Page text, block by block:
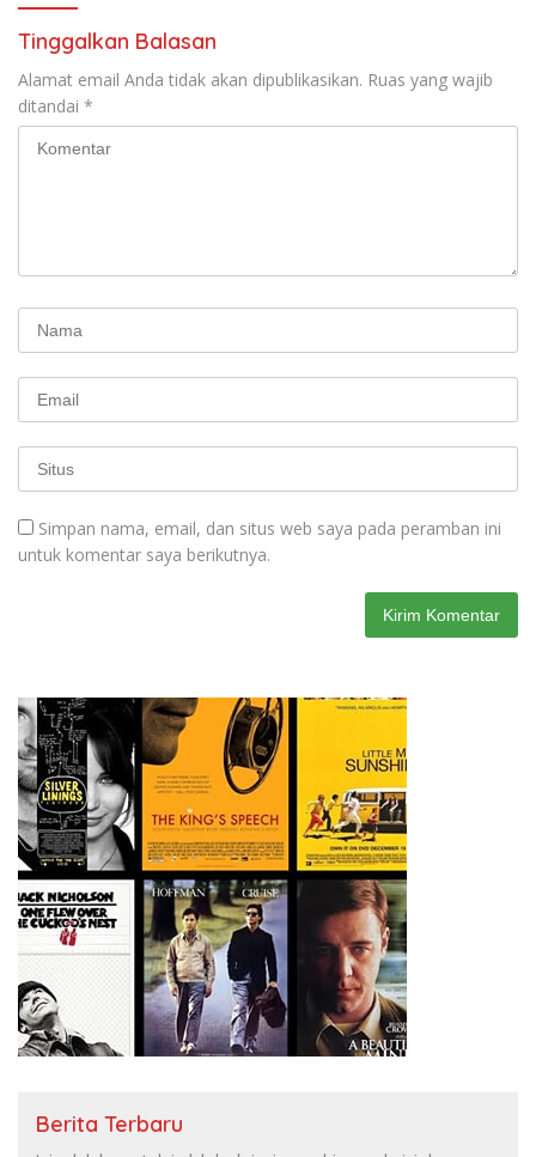
Kasih Allah.
Tinggalkan Balasan
Alamat email Anda tidak akan dipublikasikan. Ruas yang wajib
ditandai *
Simpan nama, email, dan situs web saya pada peramban ini
untuk komentar saya berikutnya.
Berita Terbaru